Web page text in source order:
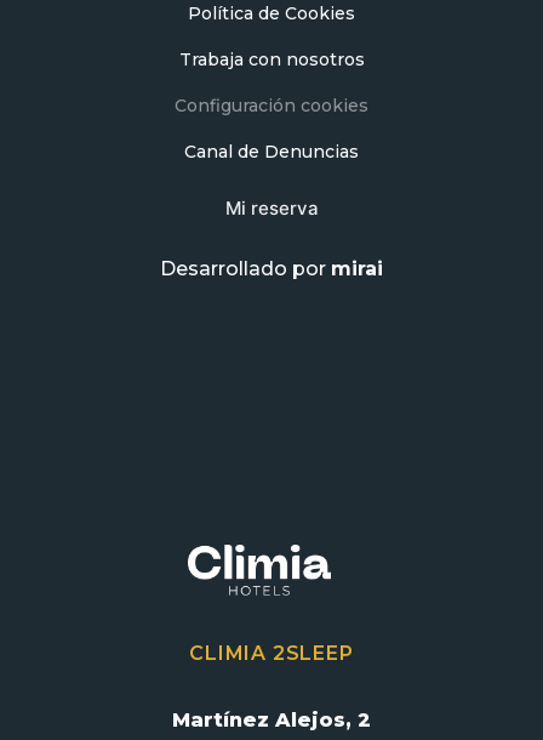
Política de Cookies
Trabaja con nosotros
Configuración cookies
Canal de Denuncias
Mi reserva
Desarrollado por mirai
CLIMIA 2SLEEP
Martínez Alejos, 2